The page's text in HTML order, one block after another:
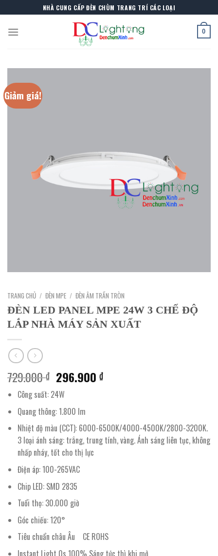
to
content
NHÀ CUNG CẤP ĐÈN CHÙM TRANG TRÍ CÁC LOẠI
0
Giảm giá!
TRANG CHỦ / ĐÈN MPE / ĐÈN ÂM TRẦN TRÒN
ĐÈN LED PANEL MPE 24W 3 CHẾ ĐỘ
LẮP NHÀ MÁY SẢN XUẤT
729.000₫ Giá
gốc
là:
729.000 ₫.
296.900₫Giá
296.900 ₫.
Công suất: 24W
Quang thông: 1.800 lm
Nhiệt độ màu (CCT): 6000-6500K/4000-4500K/2800-3200K.
3 loại ánh sáng: trắng, trung tính, vàng. Ánh sáng liên tục, không
nhấp nháy, tốt cho thị lực
Điện áp: 100-265VAC
Chip LED: SMD 2835
Tuổi thọ: 30.000 giờ
Góc chiếu: 120°
Tiêu chuẩn châu Âu CE ROHS
Instant Light 0s 100% Sáng tức thì khi mở